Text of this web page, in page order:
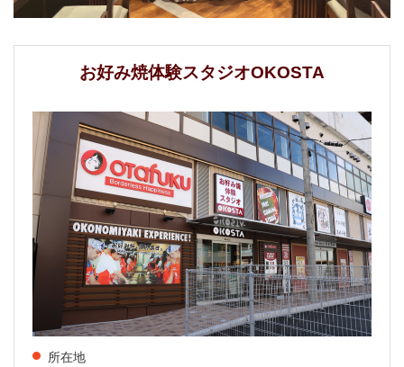
お好み焼体験スタジオOKOSTA
所在地